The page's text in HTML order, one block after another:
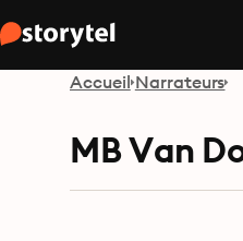
Accueil Narrateurs
MB Van